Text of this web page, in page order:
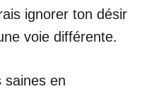
ignorer ton désir
voie différente.
saines en